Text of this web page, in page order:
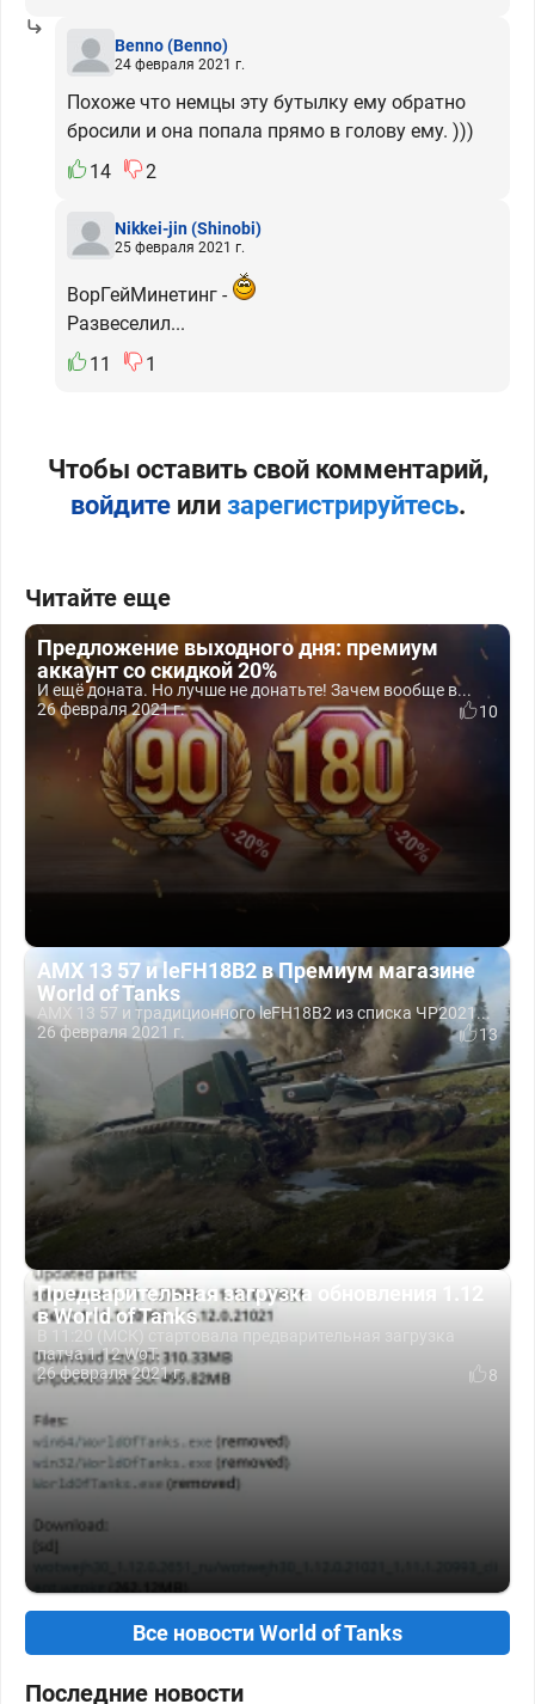
Benno(Benno)
24 февраля 2021 г.
Похоже что немцы эту бутылку ему обратно
бросили и она попала прямо в голову ему. )))
14
2
Nikkei-jin(Shinobi)
25 февраля 2021 г.
ВорГейМинетинг -
Развеселил...
11
1
Чтобы оставить свой комментарий,
войдитеили зарегистрируйтесь.
Читайте еще
Предложение выходного дня: премиум
аккаунт со скидкой 20%
И ещё доната. Но лучше не донатьте! Зачем вообще в...
26 февраля 2021 г.
10
AMX 13 57 и leFH18B2 в Премиум магазине
World of Tanks
AMX 13 57 и традиционного leFH18B2 из списка ЧР2021...
26 февраля 2021 г.
13
Предварительная загрузка обновления 1.12
в World of Tanks
В 11:20 (МСК) стартовала предварительная загрузка
патча 1.12 WoT.
26 февраля 2021 г.
8
Все новости World of Tanks
Последние новости